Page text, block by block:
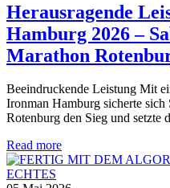
Herausragende
Hamburg 2026 –
Marathon
Beeindruckende Leistung Mit
Ironman Hamburg sicherte
Rotenburg den Sieg und setzte
Read more